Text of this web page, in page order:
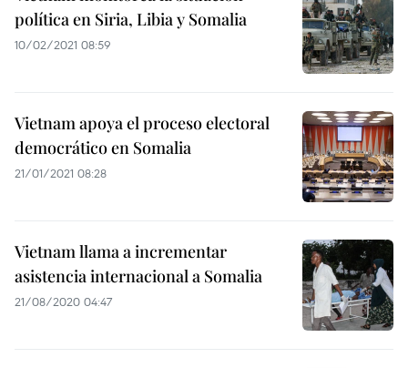
política en Siria, Libia y Somalia
10/02/2021 08:59
Vietnam apoya el proceso electoral
democrático en Somalia
21/01/2021 08:28
Vietnam llama a incrementar
asistencia internacional a Somalia
21/08/2020 04:47